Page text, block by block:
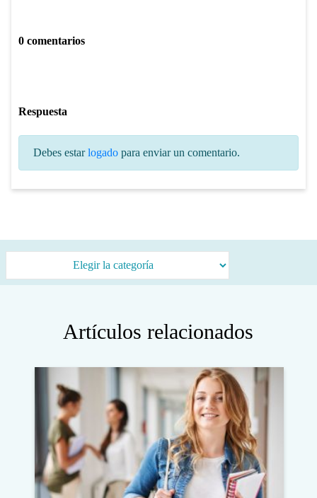
0 comentarios
Respuesta
Debes estarlogadopara enviar un comentario.
Artículos relacionados